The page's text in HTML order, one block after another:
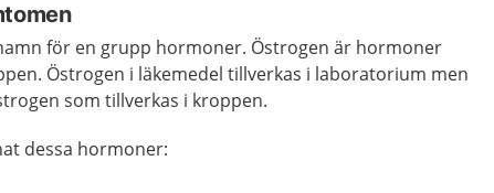
för en grupp hormoner. Östrogen är hormoner
Östrogen i läkemedel tillverkas i laboratorium men
som tillverkas i kroppen.
dessa hormoner: